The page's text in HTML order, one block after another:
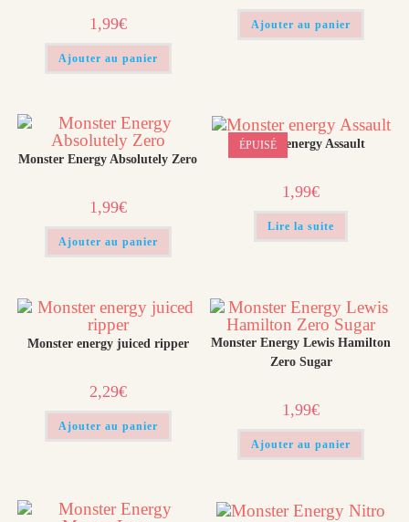
1,99€
Ajouter au panier
Ajouter au panier
Monster Energy Absolutely Zero
1,99€
Ajouter au panier
ÉPUISÉ
Monster energy Assault
1,99€
Lire la suite
Monster energy juiced ripper
2,29€
Ajouter au panier
Monster Energy Lewis Hamilton
Zero Sugar
1,99€
Ajouter au panier